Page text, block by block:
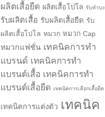
ผลิตเสื้อยืด ผลิตเสื้อโปโล รับทำบง
รับผลิตเสื้อ รับผลิตเสื้อยืด รับ
ผลิตเสื้อโปโล หมวก หมวก Cap
หมวกแฟชั่น เทคนิคการทำ
แบรนด์ เทคนิคการทำ
แบรนด์เสื้อ เทคนิคการทำ
แบรนด์เสื้อยืด เทคนิคการเลือกเสื้อยืด
เทคนิคการแต่งตัว เทคนิค